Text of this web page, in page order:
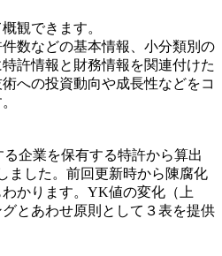
観できます。
数などの基本情報、小分類別の
許情報と財務情報を関連付けた
への投資動向や成長性などをコ
企業を保有する特許から算出
ました。前回更新時から陳腐化
かります。YK値の変化（上
とあわせ原則として３表を提供